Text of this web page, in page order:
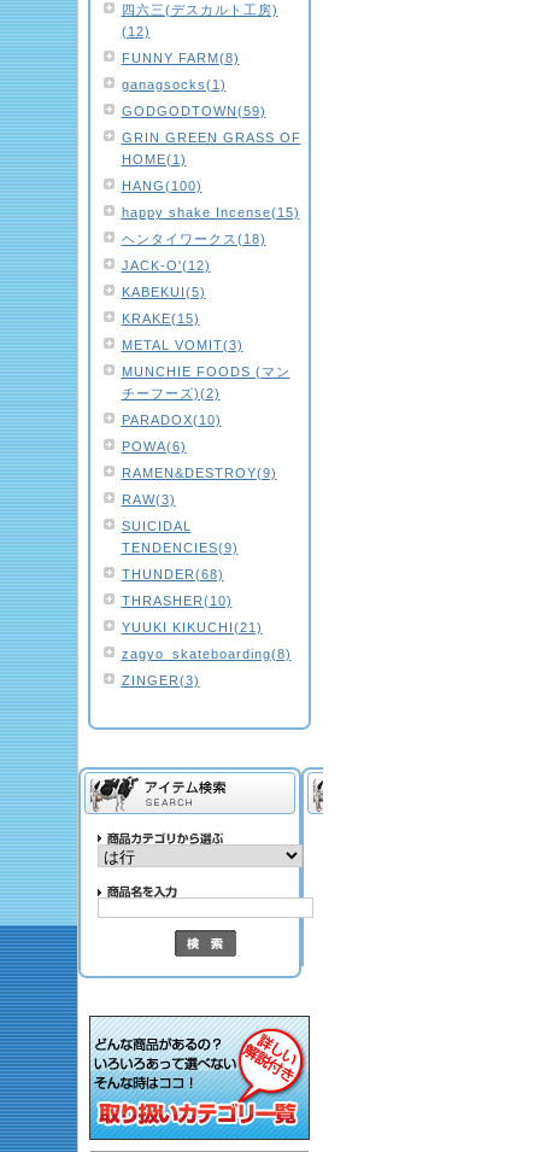
四六三(デスカルト工房)
(12)
FUNNY FARM(8)
ganagsocks(1)
GODGODTOWN(59)
GRIN GREEN GRASS OF
HOME(1)
HANG(100)
happy shake Incense(15)
ヘンタイワークス(18)
JACK-O'(12)
KABEKUI(5)
KRAKE(15)
METAL VOMIT(3)
MUNCHIE FOODS (マン
チーフーズ)(2)
PARADOX(10)
POWA(6)
RAMEN&DESTROY(9)
RAW(3)
SUICIDAL
TENDENCIES(9)
THUNDER(68)
THRASHER(10)
YUUKI KIKUCHI(21)
zagyo_skateboarding(8)
ZINGER(3)